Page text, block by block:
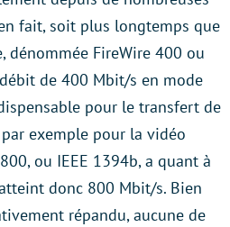
fait, soit plus longtemps que
dénommée FireWire 400 ou
de 400 Mbit/s en mode
pour le transfert de
exemple pour la vidéo
ou IEEE 1394b, a quant à
donc 800 Mbit/s. Bien
répandu, aucune de